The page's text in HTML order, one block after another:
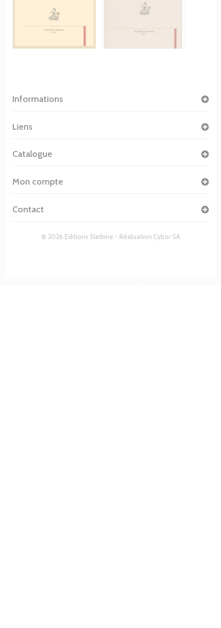
Informations
© 2026 Editions Slatkine - Réalisation Cybor SA
Liens
Catalogue
Mon compte
Contact